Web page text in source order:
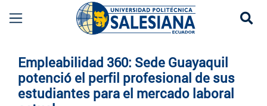
Empleabilidad 360: Sede Guayaquil
potenció el perfil profesional de sus
estudiantes para el mercado laboral